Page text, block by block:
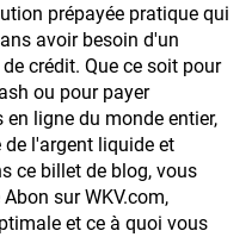
prépayée pratique qui
avoir besoin d'un
crédit. Que ce soit pour
ou pour payer
ligne du monde entier,
l'argent liquide et
ce billet de blog, vous
sur WKV.com,
et ce à quoi vous